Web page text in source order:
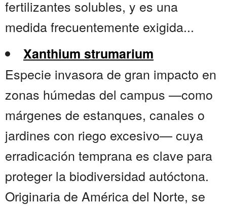
fertilizantes solubles, y es una
medida frecuentemente exigida...
Xanthium strumarium
Especie invasora de gran impacto en
zonas húmedas del campus —como
márgenes de estanques, canales o
jardines con riego excesivo— cuya
erradicación temprana es clave para
proteger la biodiversidad autóctona.
Originaria de América del Norte, se